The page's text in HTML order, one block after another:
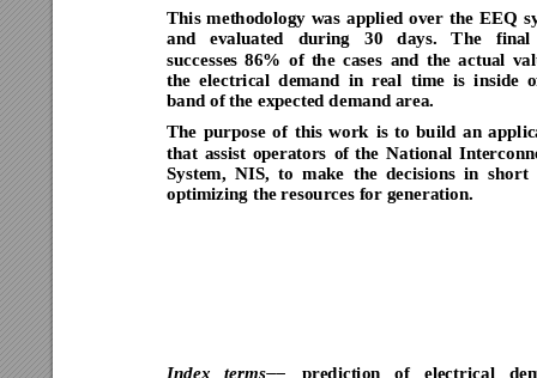
This methodology was applied over the EEQ
and evaluated during 30 days. The
final
successes 86% of the cases and the actual
the electrical demand in real time is inside
band of the expected demand area.
The purpose of this work is to build an
that assist operators of the National Interco
System, NIS, to make the decisions in short
optimizing the resources for generation.
Index terms prediction of electrical